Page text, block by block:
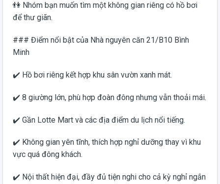
👫 Nhóm bạn muốn tìm một không gian riêng có hồ bơi
để thư giãn.
### Điểm nổi bật của Nhà nguyên căn 21/B10 Bình
Minh
✔️ Hồ bơi riêng kết hợp khu sân vườn xanh mát.
✔️ 8 giường lớn, phù hợp đoàn đông nhưng vẫn thoải mái.
✔️ Gần Lotte Mart và các địa điểm du lịch nổi tiếng.
✔️ Không gian yên tĩnh, thích hợp nghỉ dưỡng thay vì khu
vực quá đông khách.
✔️ Nội thất hiện đại, đầy đủ tiện nghi cho cả kỳ nghỉ ngắn